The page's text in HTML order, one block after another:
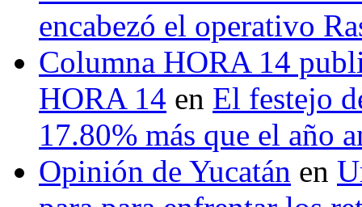
encabezó el operativo
Columna HORA 14
HORA 14 en El festejo
17.80% más que el año
Opinión de Yucatán en